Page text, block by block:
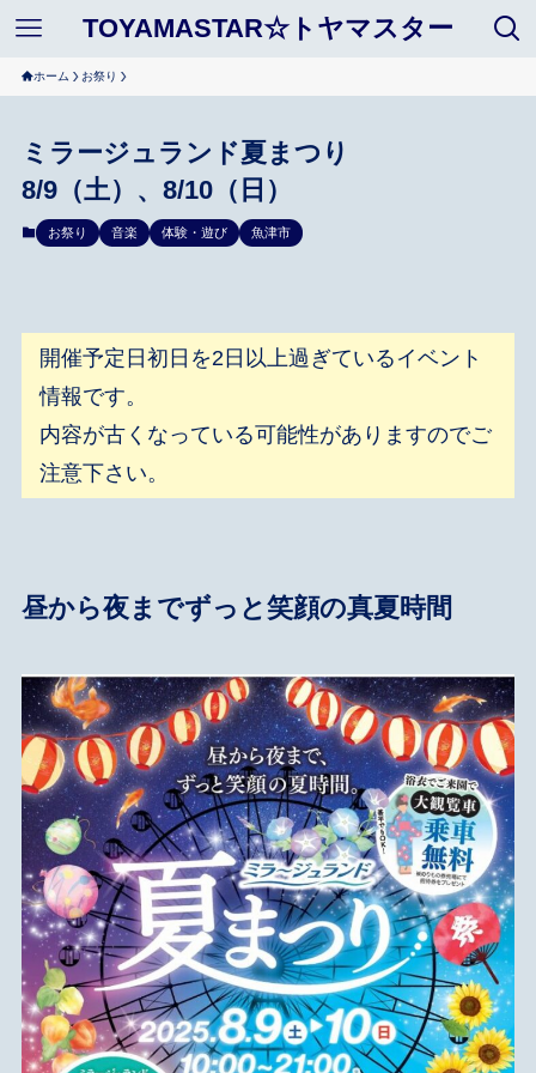
TOYAMASTAR☆トヤマスター
ホーム お祭り
ミラージュランド夏まつり
8/9（土）、8/10（日）
お祭り 音楽 体験・遊び 魚津市
開催予定日初日を2日以上過ぎているイベント
情報です。
内容が古くなっている可能性がありますのでご
注意下さい。
昼から夜までずっと笑顔の真夏時間